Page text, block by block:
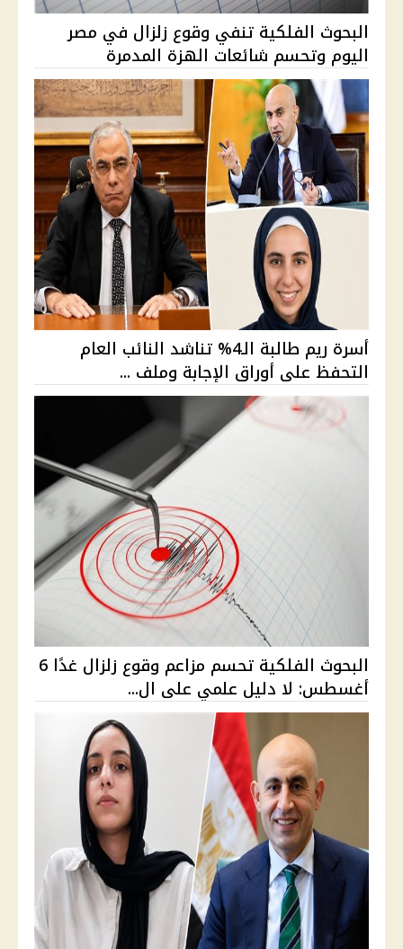
البحوث الفلكية تنفي وقوع زلزال في مصر
اليوم وتحسم شائعات الهزة المدمرة
أسرة ريم طالبة الـ4% تناشد النائب العام
التحفظ على أوراق الإجابة وملف ...
البحوث الفلكية تحسم مزاعم وقوع زلزال غدًا 6
أغسطس: لا دليل علمي على ال...